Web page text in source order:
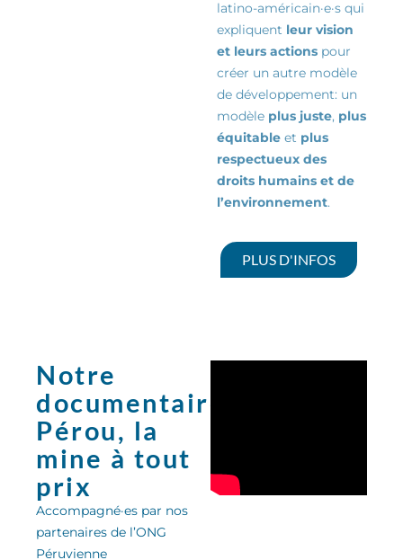
latino-américain·e·s qui
expliquent leur vision
et leurs actions pour
créer un autre modèle
de développement: un
modèle plus juste, plus
équitable et plus
respectueux des
droits humains et de
l’environnement.
PLUS D'INFOS
Notre
documentaire:
Pérou, la
mine à tout
prix
Accompagné·es par nos
partenaires de l’ONG
Péruvienne